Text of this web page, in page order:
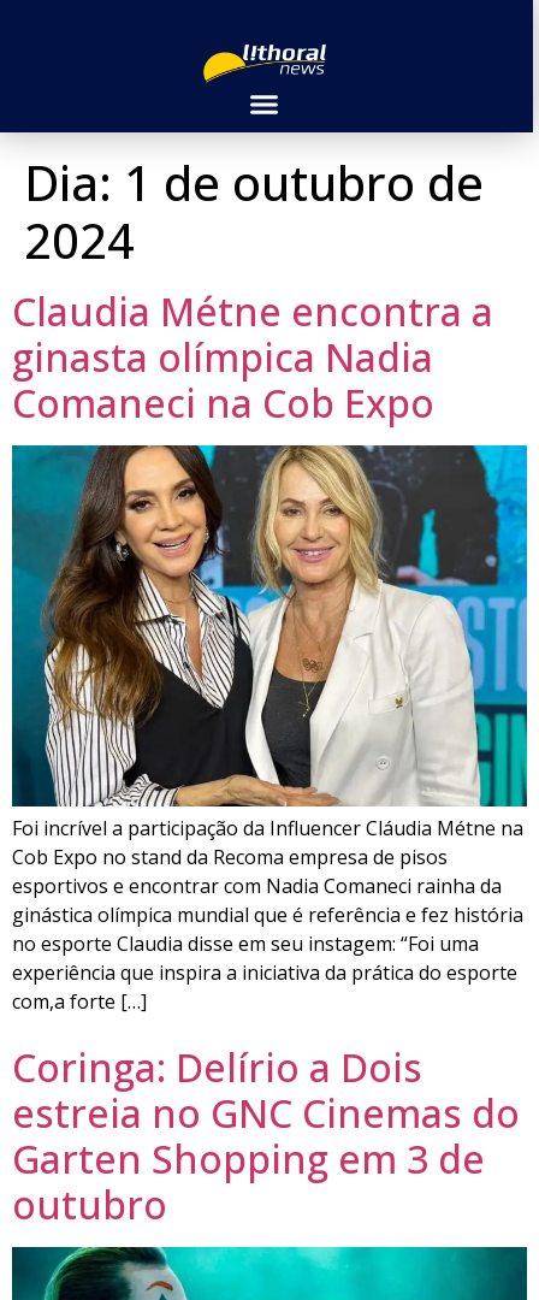
Dia: 1 de outubro de
2024
Claudia Métne encontra a
ginasta olímpica Nadia
Comaneci na Cob Expo
Foi incrível a participação da Influencer Cláudia Métne na
Cob Expo no stand da Recoma empresa de pisos
esportivos e encontrar com Nadia Comaneci rainha da
ginástica olímpica mundial que é referência e fez história
no esporte Claudia disse em seu instagem: “Foi uma
experiência que inspira a iniciativa da prática do esporte
com,a forte […]
Coringa: Delírio a Dois
estreia no GNC Cinemas do
Garten Shopping em 3 de
outubro